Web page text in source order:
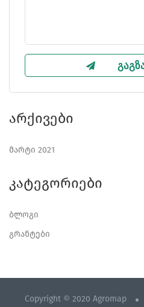
Არქივები
მარტი 2021
Კატეგორიები
ბლოგი
გრანტები
Copyright © 2020 Agromap